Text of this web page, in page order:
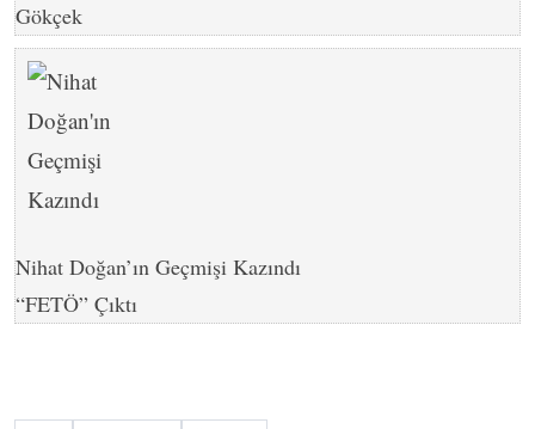
Gökçek
Nihat Doğan’ın Geçmişi Kazındı
“FETÖ” Çıktı